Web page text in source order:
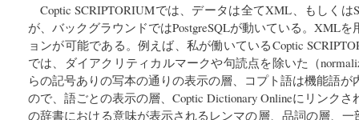
Coptic SCRIPTORIUMでは、データは全てXML、もしく
が、バックグラウンドではPostgreSQLが動いている。XML
ョンが可能である。例えば、私が働いているCoptic
では、ダイアクリティカルマークや句読点を除いた（
らの記号ありの写本の通りの表示の層、コプト語は機能語
ので、語ごとの表示の層、Coptic Dictionary Onlineにリンク
の辞書における意味が表示されるレンマの層、品詞の層、一